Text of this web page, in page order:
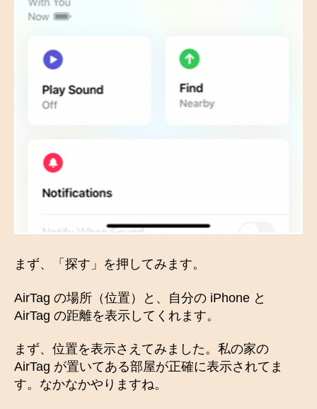
まず、「探す」を押してみます。
AirTag の場所（位置）と、自分の iPhone と
AirTag の距離を表示してくれます。
まず、位置を表示さえてみました。私の家の
AirTag が置いてある部屋が正確に表示されてま
す。なかなかやりますね。